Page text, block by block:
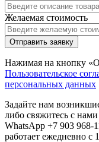
Желаемая стоимость
Отправить заявку
Нажимая на кнопку
Пользовательское
персональных данных
Задайте нам
либо свяжитесь с
WhatsApp +7 903 968-
работает ежедневно с